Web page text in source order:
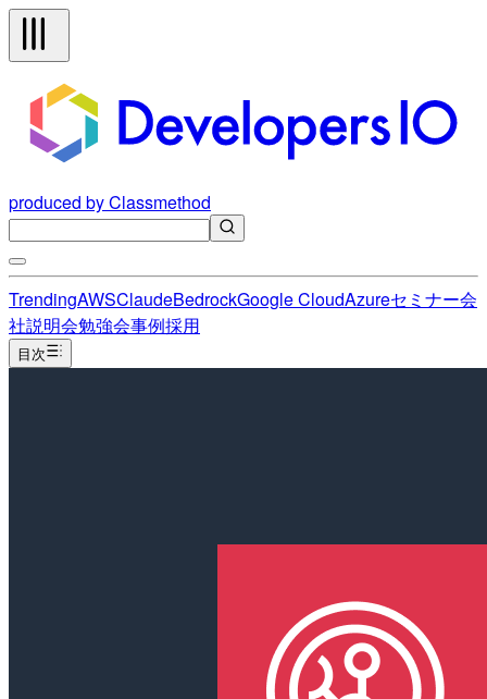
produced by Classmethod
TrendingAWSClaudeBedrockGoogle CloudAzureセミナー会
社説明会勉強会事例採用
目次